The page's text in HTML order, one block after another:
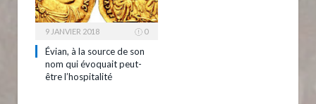
9 JANVIER 2018 0
Évian, à la source de son
nom qui évoquait peut-
être l’hospitalité